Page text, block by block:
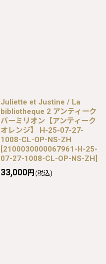
Juliette et Justine / La
bibliotheque 2 アンティーク
バーミリオン【アンティーク
オレンジ】 H-25-07-27-
1008-CL-OP-NS-ZH
[2100030000067961-H-25-
07-27-1008-CL-OP-NS-ZH]
33,000円 (税込)